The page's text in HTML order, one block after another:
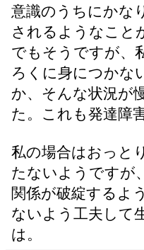
意識のうちにかな
されるようなこと
でもそうですが、
ろくに身につかな
か、そんな状況が
た。これも発達障
私の場合はおっと
たないようですが
関係が破綻するよ
ないよう工夫して
は。